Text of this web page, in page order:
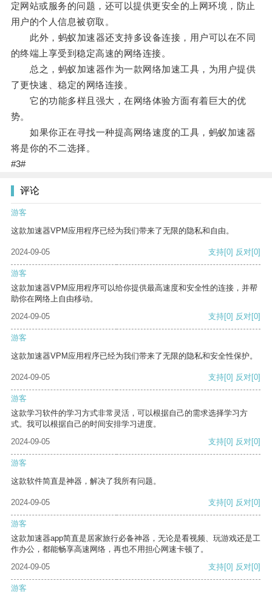
定网站或服务的问题，还可以提供更安全的上网环境，防止
用户的个人信息被窃取。
此外，蚂蚁加速器还支持多设备连接，用户可以在不同
的终端上享受到稳定高速的网络连接。
总之，蚂蚁加速器作为一款网络加速工具，为用户提供
了更快速、稳定的网络连接。
它的功能多样且强大，在网络体验方面有着巨大的优
势。
如果你正在寻找一种提高网络速度的工具，蚂蚁加速器
将是你的不二选择。
#3#
评论
游客
这款加速器VPM应用程序已经为我们带来了无限的隐私和自由。
2024-09-05 支持[0] 反对[0]
游客
这款加速器VPM应用程序可以给你提供最高速度和安全性的连接，并帮
助你在网络上自由移动。
2024-09-05
支持[0] 反对[0]
游客
这款加速器VPM应用程序已经为我们带来了无限的隐私和安全性保护。
2024-09-05 支持[0] 反对[0]
游客
这款学习软件的学习方式非常灵活，可以根据自己的需求选择学习方
式。我可以根据自己的时间安排学习进度。
2024-09-05
支持[0] 反对[0]
游客
这款软件简直是神器，解决了我所有问题。
2024-09-05 支持[0] 反对[0]
游客
这款加速器app简直是居家旅行必备神器，无论是看视频、玩游戏还是工
作办公，都能畅享高速网络，再也不用担心网速卡顿了。
2024-09-05
支持[0] 反对[0]
游客